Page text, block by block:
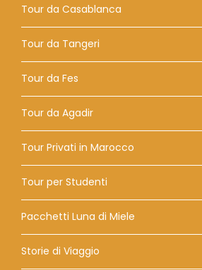
Tour da Casablanca
Tour da Tangeri
Tour da Fes
Tour da Agadir
Tour Privati ​​in Marocco
Tour per Studenti
Pacchetti Luna di Miele
Storie di Viaggio